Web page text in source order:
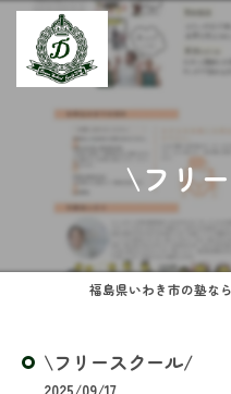
\フリ
\フリースクール/
2025/09/17